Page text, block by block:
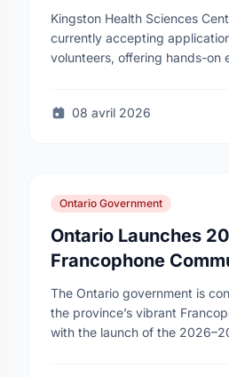
Kingston Health Sciences
currently accepting
volunteers, offering hands-on
…
08 avril 2026
Ontario Government
Ontario Launches
Francophone
Program
The Ontario government is
the province’s vibrant
with the launch of the